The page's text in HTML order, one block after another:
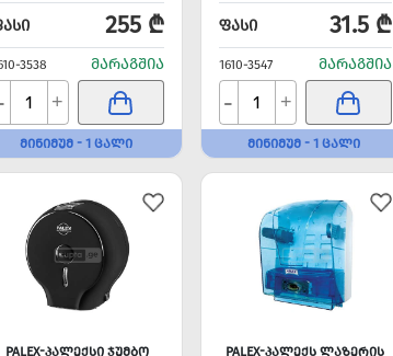
255 ₾
3538 ᲛᲐᲠᲐᲒᲨᲘᲐ
+
ᲛᲘᲜᲘᲛᲣᲛ - 1 ᲪᲐᲚᲘ
ᲤᲐᲡᲘ 31.5 ₾
1610-3547 ᲛᲐᲠᲐᲒᲨᲘᲐ
- +
ᲛᲘᲜᲘᲛᲣᲛ - 1 ᲪᲐᲚᲘ
PALEX-ᲞᲐᲚᲔᲥᲡᲘ ᲯᲣᲛᲑᲝ
PALEX-ᲞᲐᲚᲔᲥᲡ ᲚᲐᲖᲔᲠᲘᲡ